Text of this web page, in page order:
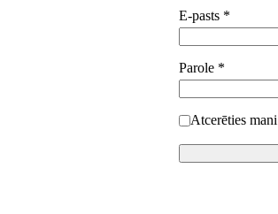
E-pasts *
Parole *
Atcerēties mani